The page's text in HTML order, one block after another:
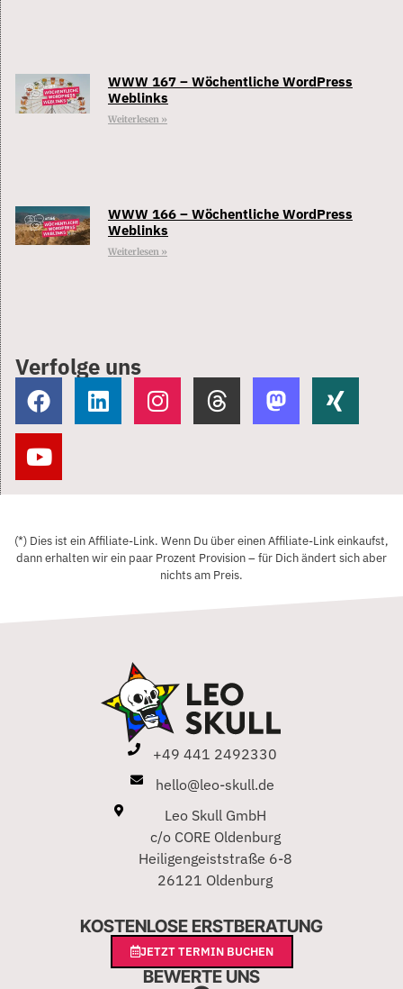
WWW 167 – Wöchentliche WordPress
Weblinks
Weiterlesen »
WWW 166 – Wöchentliche WordPress
Weblinks
Weiterlesen »
Verfolge uns
(*) Dies ist ein Affiliate-Link. Wenn Du über einen Affiliate-Link einkaufst,
dann erhalten wir ein paar Prozent Provision – für Dich ändert sich aber
nichts am Preis.
+49 441 2492330
hello@leo-skull.de
Leo Skull GmbH
c/o CORE Oldenburg
Heiligengeiststraße 6-8
26121 Oldenburg
KOSTENLOSE ERSTBERATUNG
JETZT TERMIN BUCHEN
BEWERTE UNS